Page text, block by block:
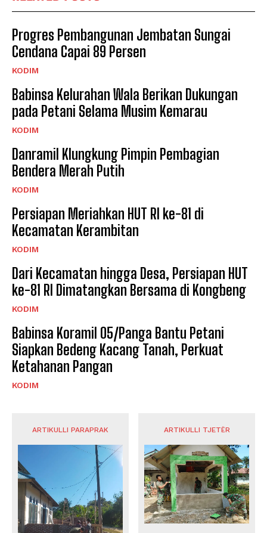
Progres Pembangunan Jembatan Sungai
Cendana Capai 89 Persen
KODIM
Babinsa Kelurahan Wala Berikan Dukungan
pada Petani Selama Musim Kemarau
KODIM
Danramil Klungkung Pimpin Pembagian
Bendera Merah Putih
KODIM
Persiapan Meriahkan HUT RI ke-81 di
Kecamatan Kerambitan
KODIM
Dari Kecamatan hingga Desa, Persiapan HUT
ke-81 RI Dimatangkan Bersama di Kongbeng
KODIM
Babinsa Koramil 05/Panga Bantu Petani
Siapkan Bedeng Kacang Tanah, Perkuat
Ketahanan Pangan
KODIM
ARTIKULLI PARAPRAK ARTIKULLI TJETËR